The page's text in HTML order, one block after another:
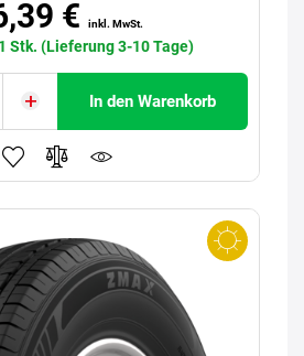
€ inkl. MwSt.
Stk. (Lieferung 3-10 Tage)
In den Warenkorb